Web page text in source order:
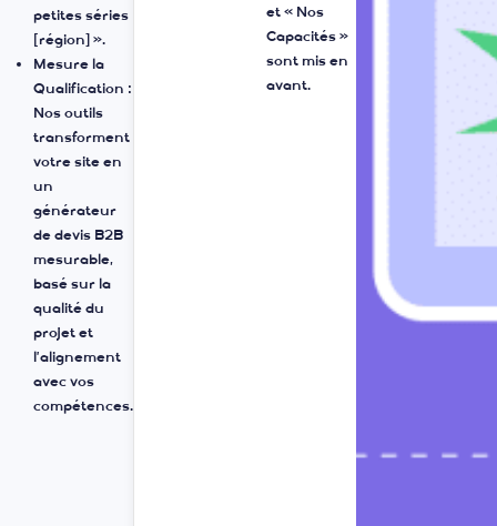
cherche
« plasturgie
petites séries
[région] ».
Mesure la
Qualification :
Nos outils
transforment
votre site en
un
générateur
de devis B2B
mesurable,
basé sur la
qualité du
projet et
l’alignement
« Demander
un Devis »
et « Nos
Capacités »